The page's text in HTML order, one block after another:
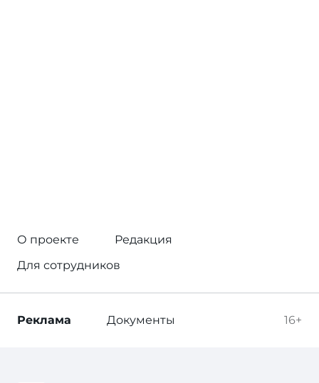
О проекте
Редакция
Для сотрудников
16+
Реклама Документы